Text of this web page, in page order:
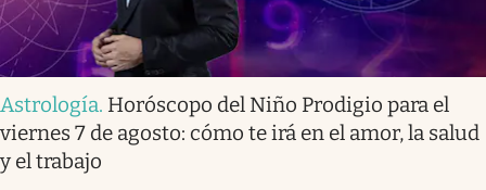
Astrología. Horóscopo del Niño Prodigio para el
viernes 7 de agosto: cómo te irá en el amor, la salud
y el trabajo